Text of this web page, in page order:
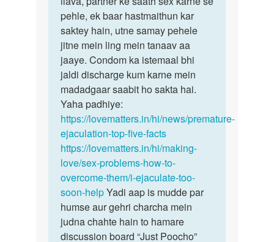
pehle, ek baar hastmaithun kar
saktey hain, utne samay pehele
jitne mein ling mein tanaav aa
jaaye. Condom ka istemaal bhi
jaldi discharge kum karne mein
madadgaar saabit ho sakta hai.
Yaha padhiye:
https://lovematters.in/hi/news/premature-
ejaculation-top-five-facts
https://lovematters.in/hi/making-
love/sex-problems-how-to-
overcome-them/i-ejaculate-too-
soon-helpYadi aap is mudde par
humse aur gehri charcha mein
judna chahte hain to hamare
discussion board “Just Poocho”